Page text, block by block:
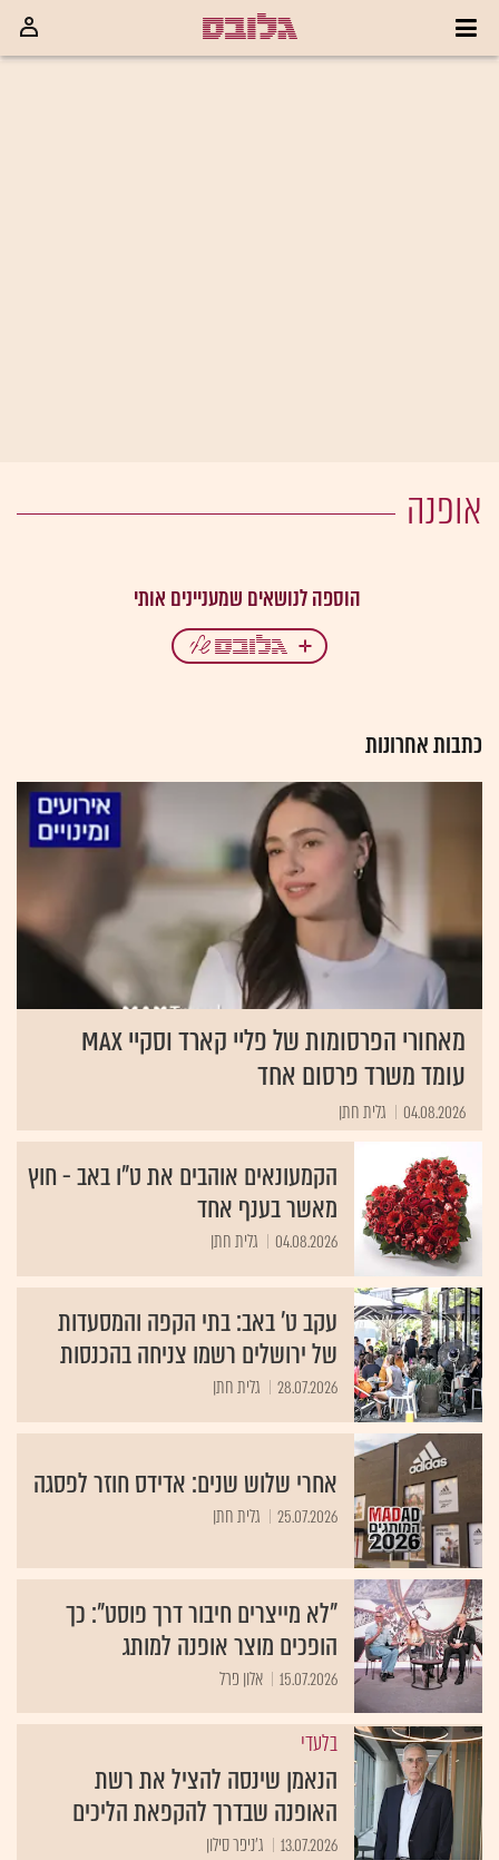
אופנה
כתבות אחרונות
מאחורי הפרסומות של פליי קארד וסקיי MAX
עומד משרד פרסום אחד
04.08.2026 גלית חתן
הקמעונאים אוהבים את ט"ו באב - חוץ
מאשר בענף אחד
04.08.2026 גלית חתן
עקב ט' באב: בתי הקפה והמסעדות
של ירושלים רשמו צניחה בהכנסות
28.07.2026 גלית חתן
אחרי שלוש שנים: אדידס חוזר לפסגה
25.07.2026 גלית חתן
"לא מייצרים חיבור דרך פוסט": כך
הופכים מוצר אופנה למותג
15.07.2026 אלון פרל
בלעדי
הנאמן שינסה להציל את רשת
האופנה שבדרך להקפאת הליכים
13.07.2026 ג'ניפר סילון